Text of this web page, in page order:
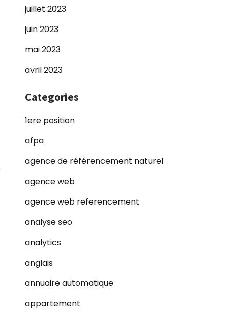
juillet 2023
juin 2023
mai 2023
avril 2023
Categories
1ere position
afpa
agence de référencement naturel
agence web
agence web referencement
analyse seo
analytics
anglais
annuaire automatique
appartement